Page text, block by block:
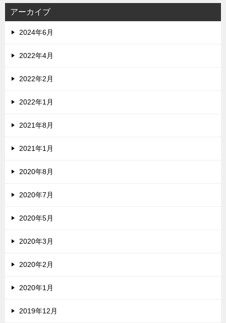
アーカイブ
2024年6月
2022年4月
2022年2月
2022年1月
2021年8月
2021年1月
2020年8月
2020年7月
2020年5月
2020年3月
2020年2月
2020年1月
2019年12月